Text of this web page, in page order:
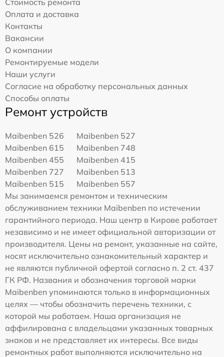
Оплата и доставка
Контакты
Вакансии
О компании
Ремонтируемые модели
Наши услуги
Согласие на обработку персональных данных
Способы оплаты
Ремонт устройств
Maibenben 526
Maibenben 527
Maibenben 615
Maibenben 748
Maibenben 455
Maibenben 415
Maibenben 727
Maibenben 513
Maibenben 515
Maibenben 557
Мы занимаемся ремонтом и техническим
обслуживанием техники Maibenben по истечении
гарантийного периода. Наш центр в Кирове работает
независимо и не имеет официальной авторизации от
производителя. Цены на ремонт, указанные на сайте,
носят исключительно ознакомительный характер и
не являются публичной офертой согласно п. 2 ст. 437
ГК РФ. Названия и обозначения торговой марки
Maibenben упоминаются только в информационных
целях — чтобы обозначить перечень техники, с
которой мы работаем. Наша организация не
аффилирована с владельцами указанных товарных
знаков и не представляет их интересы. Все виды
ремонтных работ выполняются исключительно на